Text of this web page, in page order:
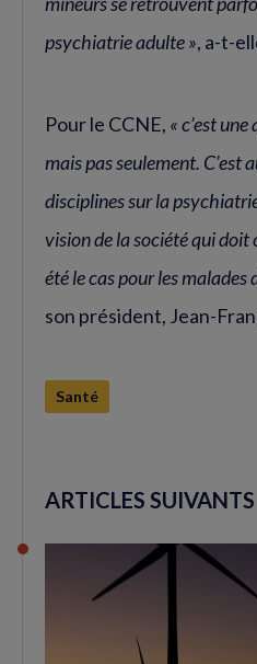
psychiatrie adulte », a-t-
Pour le CCNE, « c’est
mais pas seulement. C’est
disciplines sur la
vision de la société qui doit
été le cas pour les malades
son président, Jean-
Santé
ARTICLES SUIVANTS